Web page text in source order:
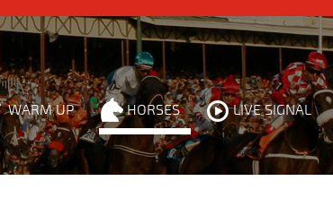
WARM UP HORSES LIVE SIGNAL